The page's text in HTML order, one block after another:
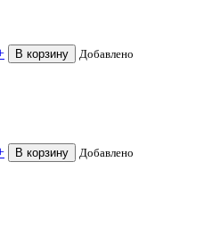
В корзину Добавлено
В корзину Добавлено